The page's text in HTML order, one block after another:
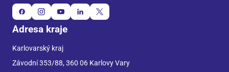
Adresa kraje
Karlovarský kraj
Závodní 353/88, 360 06 Karlovy Vary